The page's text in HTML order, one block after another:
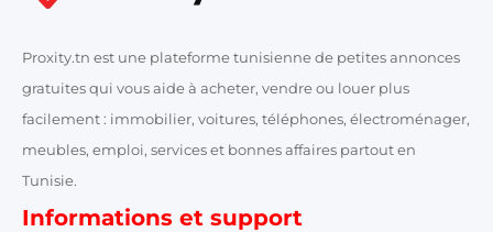
Proxity.tn est une plateforme tunisienne de petites annonces
gratuites qui vous aide à acheter, vendre ou louer plus
facilement : immobilier, voitures, téléphones, électroménager,
meubles, emploi, services et bonnes affaires partout en
Tunisie.
Informations et support